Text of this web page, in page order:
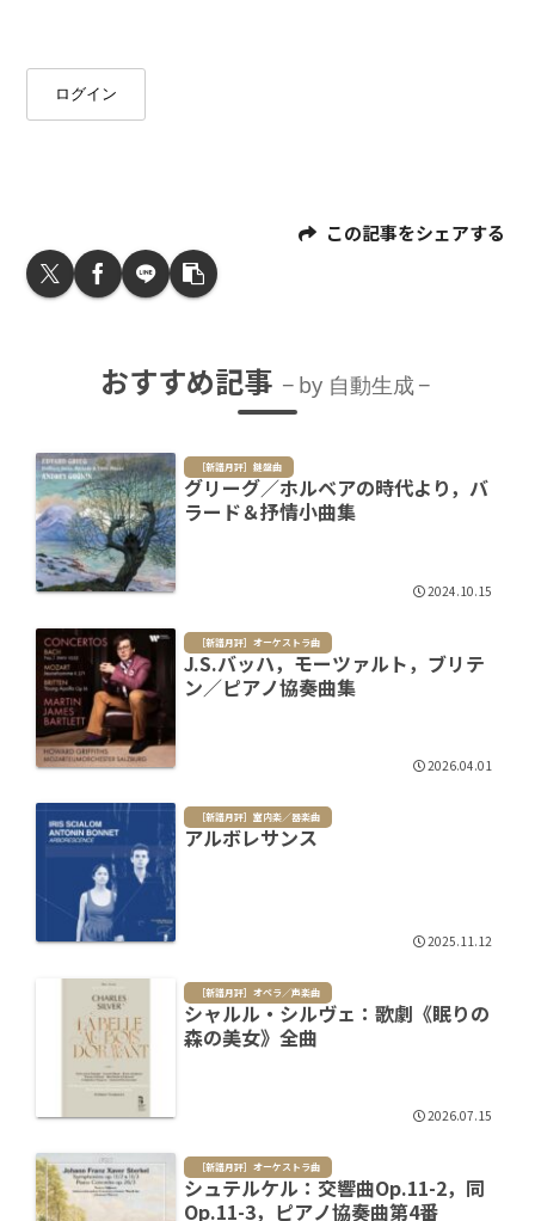
ログイン
この記事をシェアする
おすすめ記事 by 自動生成
［新譜月評］鍵盤曲
グリーグ／ホルベアの時代より，バ
ラード＆抒情小曲集
2024.10.15
［新譜月評］オーケストラ曲
J.S.バッハ，モーツァルト，ブリテ
ン／ピアノ協奏曲集
2026.04.01
［新譜月評］室内楽／器楽曲
アルボレサンス
2025.11.12
［新譜月評］オペラ／声楽曲
シャルル・シルヴェ：歌劇《眠りの
森の美女》全曲
2026.07.15
［新譜月評］オーケストラ曲
シュテルケル：交響曲Op.11-2，同
Op.11-3，ピアノ協奏曲第4番